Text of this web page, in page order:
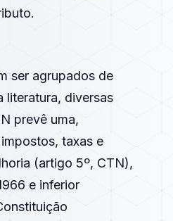
ser agrupados de
literatura, diversas
prevê uma,
taxas e
(artigo 5º, CTN),
e inferior